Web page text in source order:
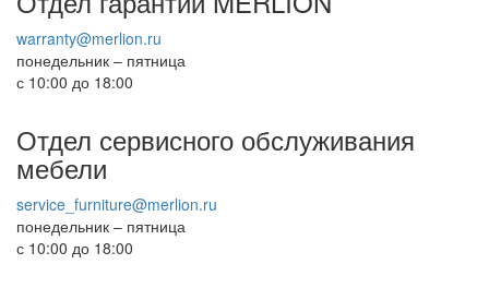
warranty@merlion.ru
понедельник – пятница
с 10:00 до 18:00
Отдел сервисного обслуживания
мебели
service_furniture@merlion.ru
понедельник – пятница
с 10:00 до 18:00